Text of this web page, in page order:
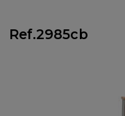
Ref.2985cb